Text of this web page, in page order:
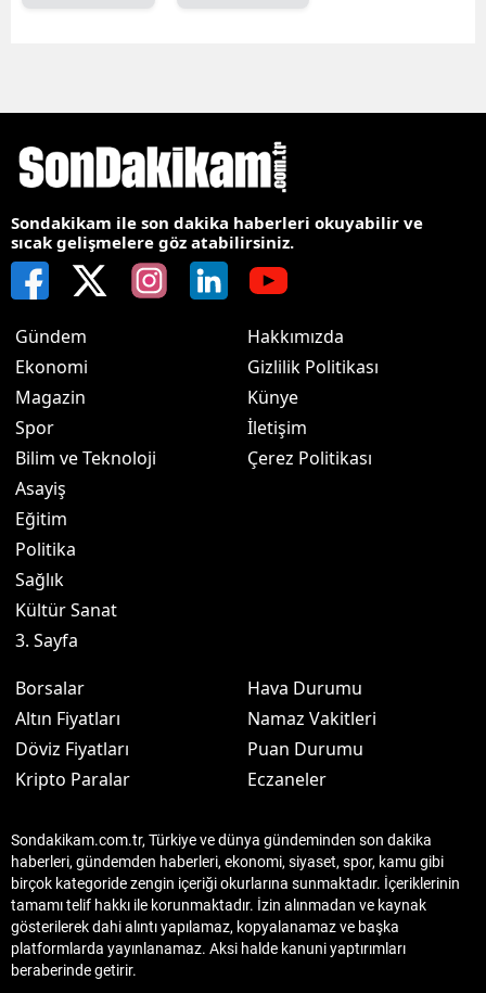
Sondakikam ile son dakika haberleri okuyabilir ve
sıcak gelişmelere göz atabilirsiniz.
Gündem
Ekonomi
Magazin
Spor
Bilim ve Teknoloji
Asayiş
Eğitim
Politika
Sağlık
Kültür Sanat
3. Sayfa
Hakkımızda
Gizlilik Politikası
Künye
İletişim
Çerez Politikası
Borsalar
Altın Fiyatları
Döviz Fiyatları
Kripto Paralar
Hava Durumu
Namaz Vakitleri
Puan Durumu
Eczaneler
Sondakikam.com.tr, Türkiye ve dünya gündeminden son dakika
haberleri, gündemden haberleri, ekonomi, siyaset, spor, kamu gibi
birçok kategoride zengin içeriği okurlarına sunmaktadır. İçeriklerinin
tamamı telif hakkı ile korunmaktadır. İzin alınmadan ve kaynak
gösterilerek dahi alıntı yapılamaz, kopyalanamaz ve başka
platformlarda yayınlanamaz. Aksi halde kanuni yaptırımları
beraberinde getirir.